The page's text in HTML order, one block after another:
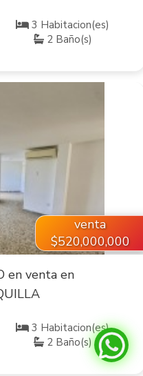
3 Habitacion(es)
2 Baño(s)
venta
$520,000,000
en venta en
3 Habitacion(es)
2 Baño(s)